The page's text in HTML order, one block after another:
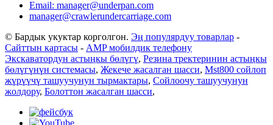
Email: manager@underpan.com
manager@crawlerundercarriage.com
© Бардык укуктар корголгон. Эң популярдуу товарлар -
Сайттын картасы - AMP мобилдик телефону
Экскаватордун астыңкы бөлүгү, Резина тректеринин астыңкы
бөлүгүнүн системасы, Жекече жасалган шасси, Mst800 сойлоп
жүрүүчү ташуучунун тырмактары, Сойлоочу ташуучунун
жолдору, Болоттон жасалган шасси,